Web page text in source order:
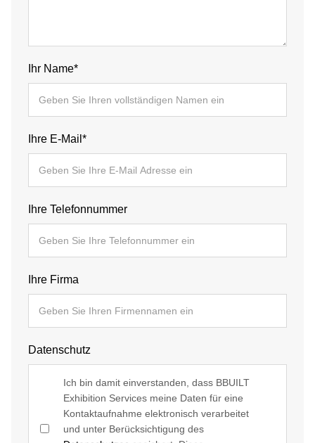
Ihr Name*
Ihre E-Mail*
Ihre Telefonnummer
Ihre Firma
Datenschutz
Ich bin damit einverstanden, dass BBUILT
Exhibition Services meine Daten für eine
Kontaktaufnahme elektronisch verarbeitet
und unter Berücksichtigung des